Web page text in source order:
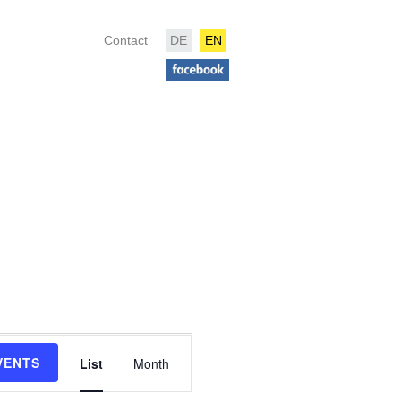
Contact DE EN
Views
List Month